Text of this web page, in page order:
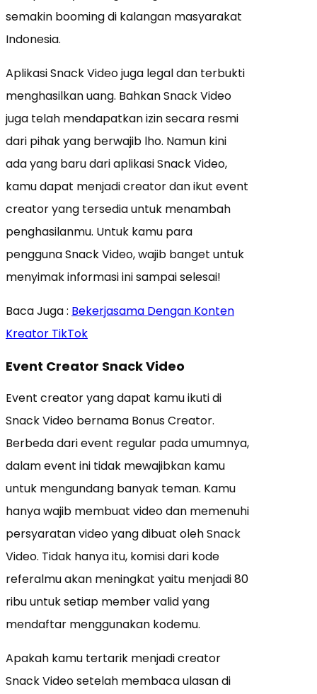
semakin booming di kalangan masyarakat
Indonesia.
Aplikasi Snack Video juga legal dan terbukti
menghasilkan uang. Bahkan Snack Video
juga telah mendapatkan izin secara resmi
dari pihak yang berwajib lho. Namun kini
ada yang baru dari aplikasi Snack Video,
kamu dapat menjadi creator dan ikut event
creator yang tersedia untuk menambah
penghasilanmu. Untuk kamu para
pengguna Snack Video, wajib banget untuk
menyimak informasi ini sampai selesai!
Baca Juga : Bekerjasama Dengan Konten
Kreator TikTok
Event Creator Snack Video
Event creator yang dapat kamu ikuti di
Snack Video bernama Bonus Creator.
Berbeda dari event regular pada umumnya,
dalam event ini tidak mewajibkan kamu
untuk mengundang banyak teman. Kamu
hanya wajib membuat video dan memenuhi
persyaratan video yang dibuat oleh Snack
Video. Tidak hanya itu, komisi dari kode
referalmu akan meningkat yaitu menjadi 80
ribu untuk setiap member valid yang
mendaftar menggunakan kodemu.
Apakah kamu tertarik menjadi creator
Snack Video setelah membaca ulasan di